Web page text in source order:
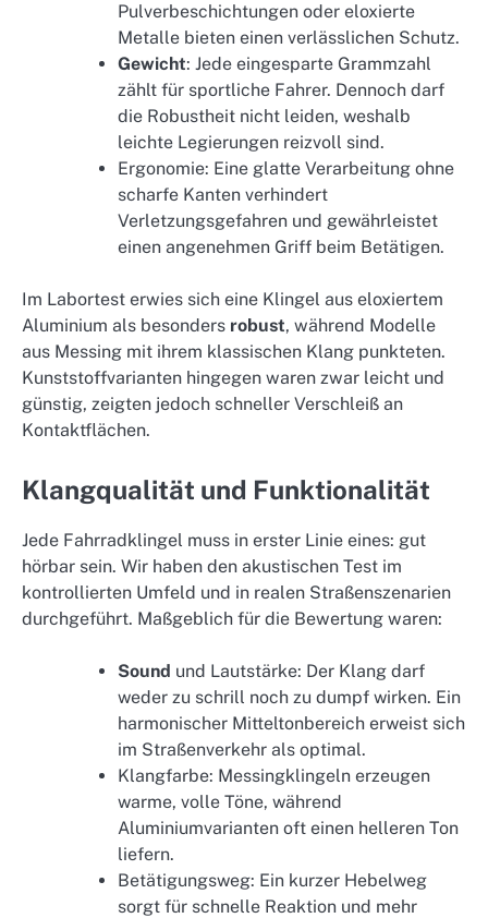
Pulverbeschichtungen oder eloxierte
Metalle bieten einen verlässlichen Schutz.
Gewicht: Jede eingesparte Grammzahl
zählt für sportliche Fahrer. Dennoch darf
die Robustheit nicht leiden, weshalb
leichte Legierungen reizvoll sind.
Ergonomie: Eine glatte Verarbeitung ohne
scharfe Kanten verhindert
Verletzungsgefahren und gewährleistet
einen angenehmen Griff beim Betätigen.
Im Labortest erwies sich eine Klingel aus eloxiertem
Aluminium als besonders robust, während Modelle
aus Messing mit ihrem klassischen Klang punkteten.
Kunststoffvarianten hingegen waren zwar leicht und
günstig, zeigten jedoch schneller Verschleiß an
Kontaktflächen.
Klangqualität und Funktionalität
Jede Fahrradklingel muss in erster Linie eines: gut
hörbar sein. Wir haben den akustischen Test im
kontrollierten Umfeld und in realen Straßenszenarien
durchgeführt. Maßgeblich für die Bewertung waren:
Sound und Lautstärke: Der Klang darf
weder zu schrill noch zu dumpf wirken. Ein
harmonischer Mitteltonbereich erweist sich
im Straßenverkehr als optimal.
Klangfarbe: Messingklingeln erzeugen
warme, volle Töne, während
Aluminiumvarianten oft einen helleren Ton
liefern.
Betätigungsweg: Ein kurzer Hebelweg
sorgt für schnelle Reaktion und mehr